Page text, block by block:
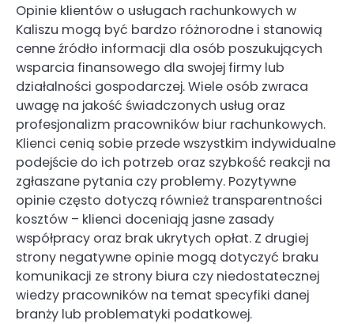
Opinie klientów o usługach rachunkowych w
Kaliszu mogą być bardzo różnorodne i stanowią
cenne źródło informacji dla osób poszukujących
wsparcia finansowego dla swojej firmy lub
działalności gospodarczej. Wiele osób zwraca
uwagę na jakość świadczonych usług oraz
profesjonalizm pracowników biur rachunkowych.
Klienci cenią sobie przede wszystkim indywidualne
podejście do ich potrzeb oraz szybkość reakcji na
zgłaszane pytania czy problemy. Pozytywne
opinie często dotyczą również transparentności
kosztów – klienci doceniają jasne zasady
współpracy oraz brak ukrytych opłat. Z drugiej
strony negatywne opinie mogą dotyczyć braku
komunikacji ze strony biura czy niedostatecznej
wiedzy pracowników na temat specyfiki danej
branży lub problematyki podatkowej.